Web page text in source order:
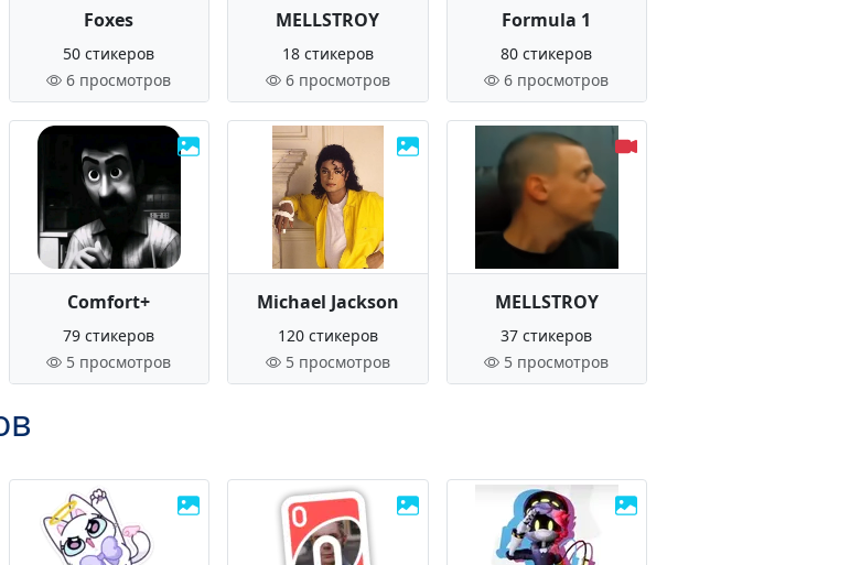
Foxes
50 стикеров
6 просмотров
MELLSTROY
18 стикеров
6 просмотров
Formula 1
80 стикеров
6 просмотров
Comfort+
79 стикеров
5 просмотров
Michael Jackson
120 стикеров
5 просмотров
MELLSTROY
37 стикеров
5 просмотров